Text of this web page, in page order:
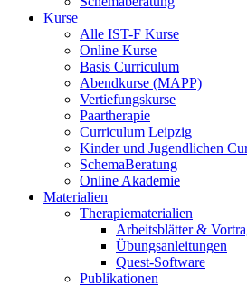
Kurse
Alle IST-F Kurse
Online Kurse
Basis Curriculum
Abendkurse (MAPP)
Vertiefungskurse
Paartherapie
Curriculum Leipzig
Kinder und Jugendlichen
SchemaBeratung
Online Akademie
Materialien
Therapiematerialien
Arbeitsblätter &
Übungsanleitungen
Quest-Software
Publikationen